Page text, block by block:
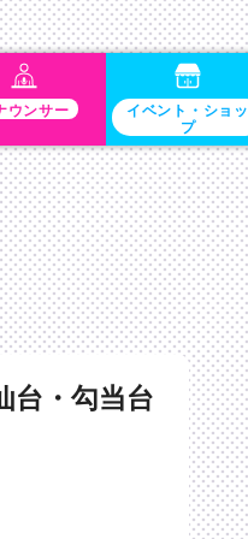
ウンサー イベント・ショッ
プ
・勾当台